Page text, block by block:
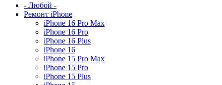
- Любой -
Ремонт iPhone
iPhone 16 Pro Max
iPhone 16 Pro
iPhone 16 Plus
iPhone 16
iPhone 15 Pro Max
iPhone 15 Pro
iPhone 15 Plus